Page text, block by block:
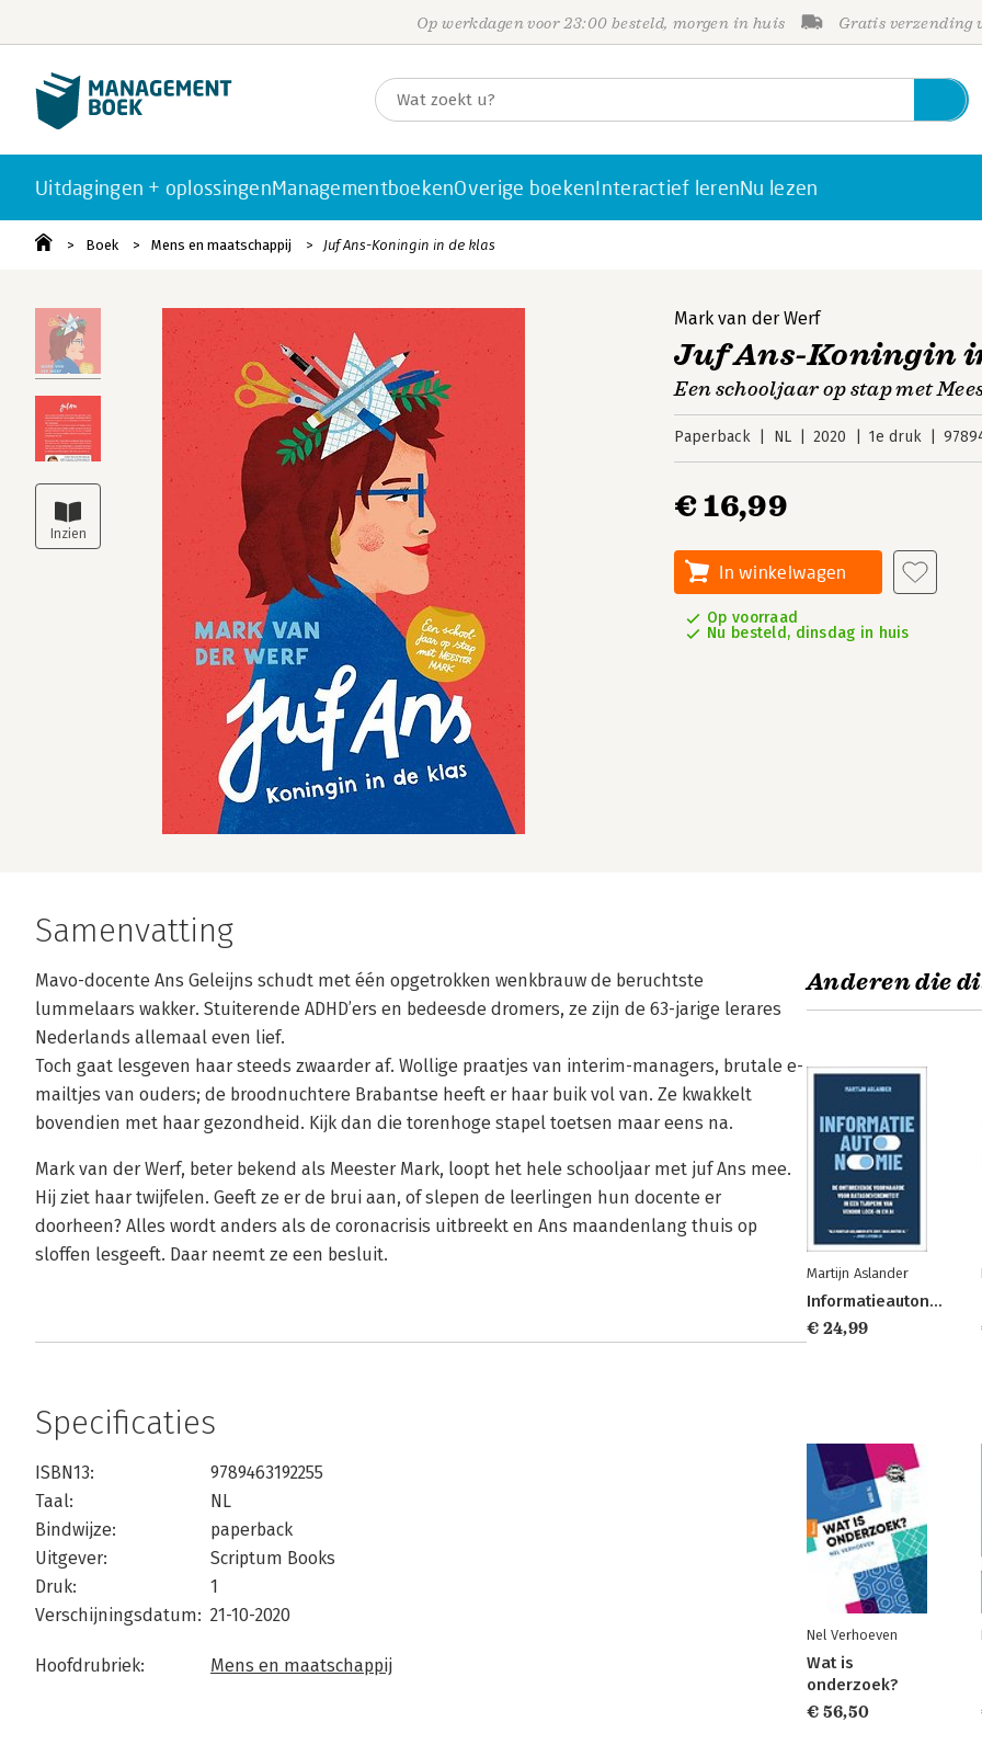
Op werkdagen voor 23:00 besteld, morgen in huis Gratis verzending
Uitdagingen + oplossingenManagementboekenOverige boekenInteractief lerenNu lezen
Boek Mens en maatschappij Juf Ans-Koningin in de klas
Mark van der Werf
Juf Ans-Koningin
Een schooljaar op stap met
Paperback NL 2020 1e druk
€ 16,99
In winkelwagen
Op voorraad
Nu besteld, dinsdag in huis
Samenvatting
Mavo-docente Ans Geleijns schudt met één opgetrokken wenkbrauw de beruchtste
lummelaars wakker. Stuiterende ADHD’ers en bedeesde dromers, ze zijn de 63-jarige lerares
Nederlands allemaal even lief.
Toch gaat lesgeven haar steeds zwaarder af. Wollige praatjes van interim-managers, brutale e-
mailtjes van ouders; de broodnuchtere Brabantse heeft er haar buik vol van. Ze kwakkelt
bovendien met haar gezondheid. Kijk dan die torenhoge stapel toetsen maar eens na.
Mark van der Werf, beter bekend als Meester Mark, loopt het hele schooljaar met juf Ans mee.
Hij ziet haar twijfelen. Geeft ze er de brui aan, of slepen de leerlingen hun docente er
doorheen? Alles wordt anders als de coronacrisis uitbreekt en Ans maandenlang thuis op
sloffen lesgeeft. Daar neemt ze een besluit.
Specificaties
ISBN13:
9789463192255
Taal:
NL
Bindwijze:
paperback
Uitgever:
Scriptum Books
Druk:
1
Verschijningsdatum: 21-10-2020
Hoofdrubriek: Mens en maatschappij
Anderen die
Martijn Aslander
Informatieautonomie
€ 24,99
Nel Verhoeven
Wat is
onderzoek?
€ 56,50